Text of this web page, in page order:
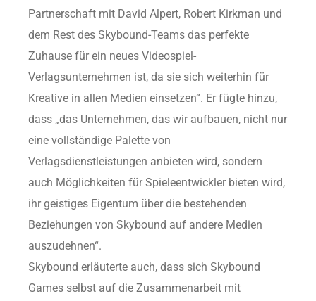
Partnerschaft mit David Alpert, Robert Kirkman und
dem Rest des Skybound-Teams das perfekte
Zuhause für ein neues Videospiel-
Verlagsunternehmen ist, da sie sich weiterhin für
Kreative in allen Medien einsetzen“. Er fügte hinzu,
dass „das Unternehmen, das wir aufbauen, nicht nur
eine vollständige Palette von
Verlagsdienstleistungen anbieten wird, sondern
auch Möglichkeiten für Spieleentwickler bieten wird,
ihr geistiges Eigentum über die bestehenden
Beziehungen von Skybound auf andere Medien
auszudehnen“.
Skybound erläuterte auch, dass sich Skybound
Games selbst auf die Zusammenarbeit mit